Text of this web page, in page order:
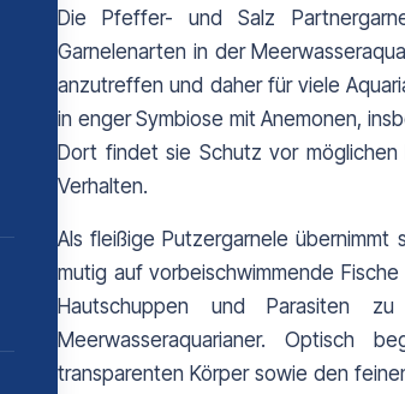
Die Pfeffer- und Salz
Garnelenarten in der
anzutreffen und daher für viele
in enger Symbiose mit Anemonen,
Dort findet sie Schutz vor
Verhalten.
Als fleißige Putzergarnele übernimmt
mutig auf vorbeischwimmende
Hautschuppen und Parasiten
Meerwasseraquarianer. Optisch
transparenten Körper sowie den